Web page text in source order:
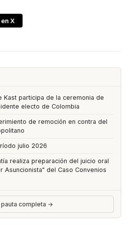
X
Kast participa de la ceremonia de
electo de Colombia
de remoción en contra del
julio 2026
realiza preparación del juicio oral
Asuncionista" del Caso Convenios
pauta completa →